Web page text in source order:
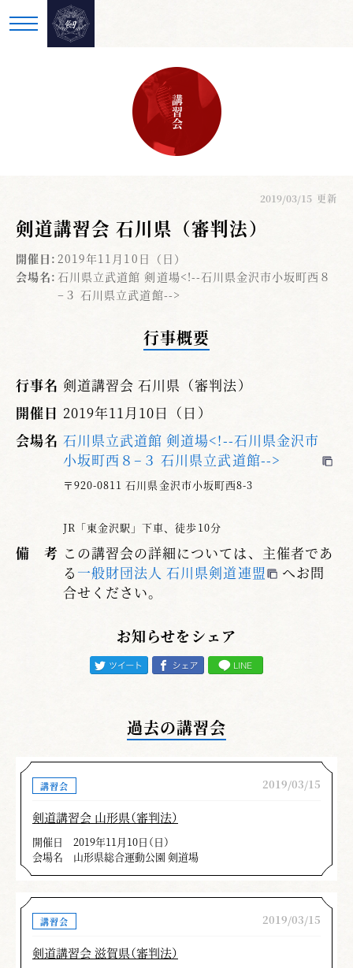
講習会
2019/03/15 更新
剣道講習会 石川県（審判法）
開催日: 2019年11月10日（日）
会場名: 石川県立武道館 剣道場<!--石川県金沢市小坂町西８
−３ 石川県立武道館-->
行事概要
行事名 剣道講習会 石川県（審判法）
開催日 2019年11月10日（日）
会場名 石川県立武道館 剣道場<!--石川県金沢市
小坂町西８−３ 石川県立武道館-->
〒920-0811 石川県金沢市小坂町西8-3
JR「東金沢駅」下車、徒歩10分
備 考 この講習会の詳細については、主催者であ
る 一般財団法人 石川県剣道連盟
へお問
合せください。
お知らせをシェア
過去の講習会
講習会 2019/03/15
剣道講習会 山形県（審判法）
開催日
2019年11月10日（日）
会場名
山形県総合運動公園 剣道場
講習会 2019/03/15
剣道講習会 滋賀県（審判法）